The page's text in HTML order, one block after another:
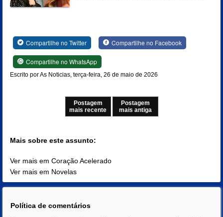
Compartilhe no Twitter Compartilhe no Facebook
Compartilhe no WhatsApp
Escrito por As Noticias, terça-feira, 26 de maio de 2026
Postagem
mais recente
Postagem
mais antiga
Mais sobre este assunto:
Ver mais em Coração Acelerado
Ver mais em Novelas
Política de comentários